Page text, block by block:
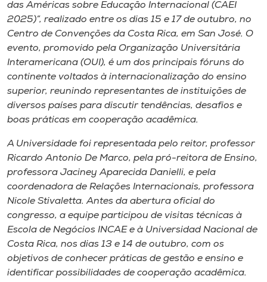
Editora
Rádio
Unoesc
Selecione
o idioma
das Américas sobre Educação Internacional (CAEI
2025)”, realizado entre os dias 15 e 17 de outubro, no
Centro de Convenções da Costa Rica, em San José. O
evento, promovido pela Organização Universitária
Interamericana (OUI), é um dos principais fóruns do
continente voltados à internacionalização do ensino
superior, reunindo representantes de instituições de
diversos países para discutir tendências, desafios e
boas práticas em cooperação acadêmica.
A Universidade foi representada pelo reitor, professor
Ricardo Antonio De Marco, pela pró-reitora de Ensino,
professora Jaciney Aparecida Danielli, e pela
coordenadora de Relações Internacionais, professora
Nicole Stivaletta. Antes da abertura oficial do
congresso, a equipe participou de visitas técnicas à
Escola de Negócios INCAE e à Universidad Nacional de
Costa Rica, nos dias 13 e 14 de outubro, com os
objetivos de conhecer práticas de gestão e ensino e
identificar possibilidades de cooperação acadêmica.